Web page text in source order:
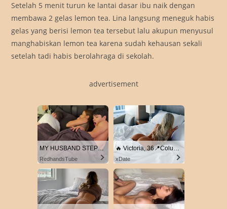
Setelah 5 menit turun ke lantai dasar ibu naik dengan
membawa 2 gelas lemon tea. Lina langsung meneguk habis
gelas yang berisi lemon tea tersebut lalu akupun menyusul
manghabiskan lemon tea karena sudah kehausan sekali
setelah tadi habis berolahraga di sekolah.
advertisement
MY HUSBAND STEPSON MISTAKENLY GIVES ME IN THE ASS
RedhandsTube
🔥 Victoria, 36📍Columbus
xDate